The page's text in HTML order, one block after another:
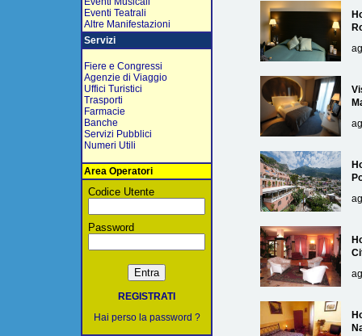
Eventi Teatrali
Altre Manifestazioni
Servizi
Fiere e Congressi
Agenzie di Viaggio
Uffici Turistici
Trasporti
Farmacie
Banche
Servizi Pubblici
Numeri Utili
Area Operatori
Codice Utente
Password
REGISTRATI
Hai perso la password ?